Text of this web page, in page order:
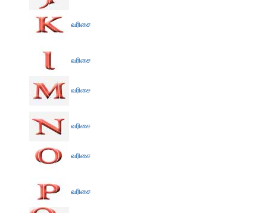
வரிசை
வரிசை
வரிசை
வரிசை
வரிசை
வரிசை